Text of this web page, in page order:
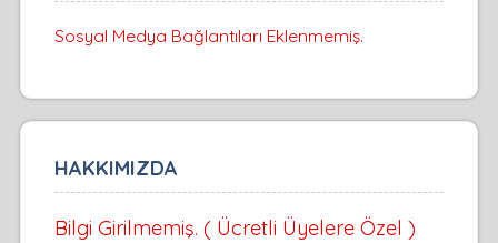
Sosyal Medya Bağlantıları Eklenmemiş.
HAKKIMIZDA
Bilgi Girilmemiş. ( Ücretli Üyelere Özel )